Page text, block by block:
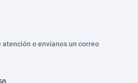
o envíanos un correo